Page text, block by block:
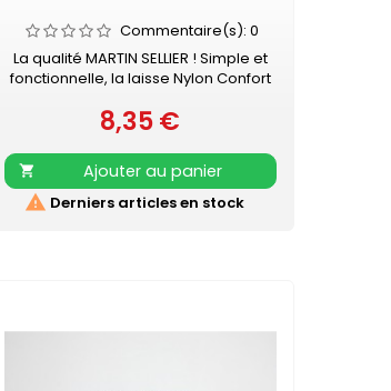
Commentaire(s):0
La qualité MARTIN SELLIER ! Simple et
fonctionnelle, la laisse Nylon Confort
promenades en toute sécurité.
Laisse en nylon, robuste et résistante
Poignée renforcée pour plus de
confort Mousqueton laqué noir
Retrouvez également les COLLIERS
Prix
8,35 €

Ajouter au panier
 Derniers articles en stock